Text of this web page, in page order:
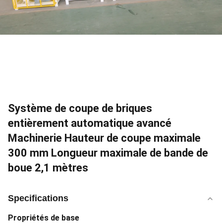
Système de coupe de briques
entièrement automatique avancé
Machinerie Hauteur de coupe maximale
300 mm Longueur maximale de bande de
boue 2,1 mètres
Specifications
Propriétés de base